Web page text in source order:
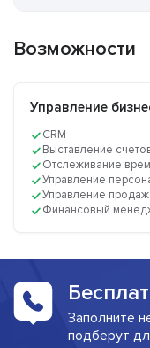
Возможности
Управление
CRM
Выставление
Отслеживание
Управление
Управление
Финансовый
Заполните
подберут